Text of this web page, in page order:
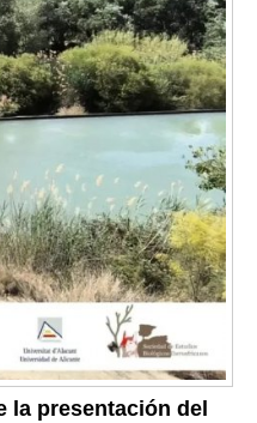
la presentación del